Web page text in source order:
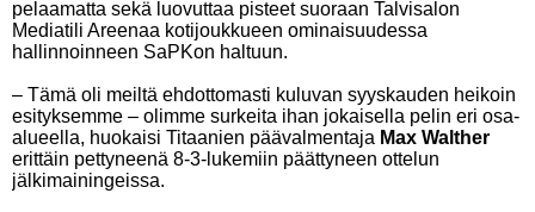
pelaamatta sekä luovuttaa pisteet suoraan Talvisalon
Mediatili Areenaa kotijoukkueen ominaisuudessa
hallinnoinneen SaPKon haltuun.
– Tämä oli meiltä ehdottomasti kuluvan syyskauden heikoin
esityksemme – olimme surkeita ihan jokaisella pelin eri osa-
alueella, huokaisi Titaanien päävalmentaja Max Walther
erittäin pettyneenä 8-3-lukemiin päättyneen ottelun
jälkimainingeissa.